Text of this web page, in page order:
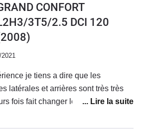
à la DREAL en cours).Il est
pas très bruyant aux
usuelles, je roule toujours
h sur autoroute et vitesse
sur la route.En grosse montée
très chargé, les 90cv sont quelques
insuffisants mais jamais gênant.Je
CONFORT
3T5/2.5 DCI 120
je tiens a dire que les
latérales et arrières sont très très
fois fait changer les poignées
dit de me débrouiller dans une